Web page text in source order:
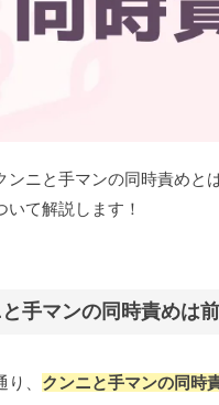
ンニと手マンの同時責めと
いて解説します！
手マンの同時責めは
、 クンニと手マンの同時